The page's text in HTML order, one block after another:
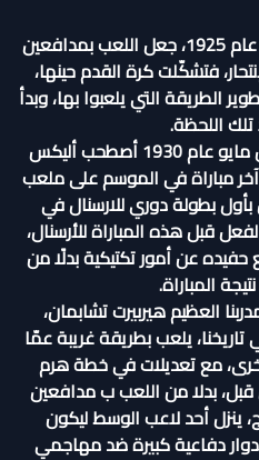
مع دخول قانون التسلل الجديد عام 1925، جعل اللعب بمدافعين
فتشكّلت كرة القدم حينها،
الطريقة التي يلعبوا بها، وبدأ
تلك اللحظة.
صباح يوم الواحد والعشرين من مايو عام 1930 أصطحب أليكس
مباراة في الموسم على ملعب
بأول بطولة دوري للارسنال في
قبل هذه المباراة للأرسنال،
عن أمور تكتيكية بدلًا من
المباراة.
العظيم هيربيرت تشابمان،
يلعب بطريقة غريبة عمّا
مع تعديلات في خطة هرم
بدلا من اللعب ب مدافعين
ينزل أحد لاعب الوسط ليكون
دفاعية كبيرة ضد مهاجمي